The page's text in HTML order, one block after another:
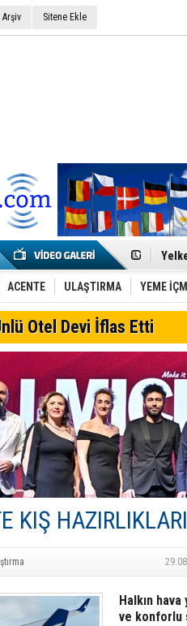
Arşiv Sitene Ekle
Ultra
Türk
İDO,
ACENTE ULAŞTIRMA YEME
Otel Devi İflas Etti
KIŞ
Halkın
ve konforlu